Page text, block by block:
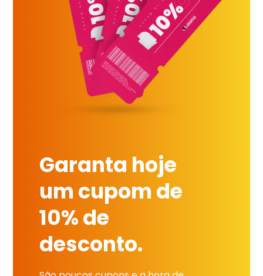
Garanta hoje
um cupom de
10% de
desconto.